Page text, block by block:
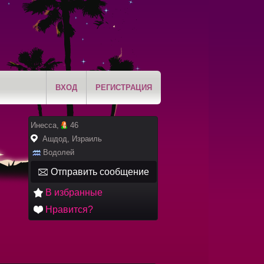
РЕГИСТРАЦИЯ
ВХОД
Инесса,
46
Ашдод, Израиль
Водолей
Отправить сообщение
В избранные
Нравится?